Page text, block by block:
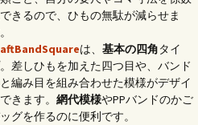
きるので、ひもの無駄が減らせま
は、 基本の四角タイ
差しひもを加えた四つ目や、バンド
編み目を組み合わせた模様がデザイ
きます。 網代模様やPPバンドのかご
グを作るのに便利です。